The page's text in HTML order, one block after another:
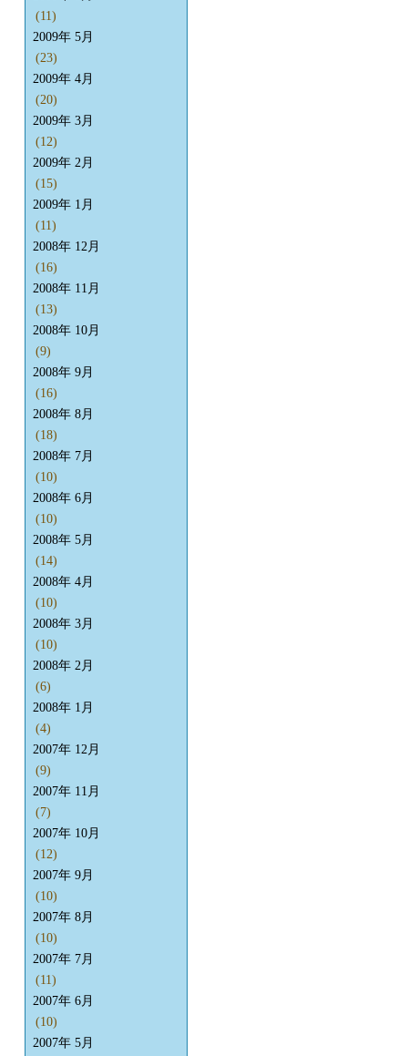
(11)
2009年 5月
(23)
2009年 4月
(20)
2009年 3月
(12)
2009年 2月
(15)
2009年 1月
(11)
2008年 12月
(16)
2008年 11月
(13)
2008年 10月
(9)
2008年 9月
(16)
2008年 8月
(18)
2008年 7月
(10)
2008年 6月
(10)
2008年 5月
(14)
2008年 4月
(10)
2008年 3月
(10)
2008年 2月
(6)
2008年 1月
(4)
2007年 12月
(9)
2007年 11月
(7)
2007年 10月
(12)
2007年 9月
(10)
2007年 8月
(10)
2007年 7月
(11)
2007年 6月
(10)
2007年 5月